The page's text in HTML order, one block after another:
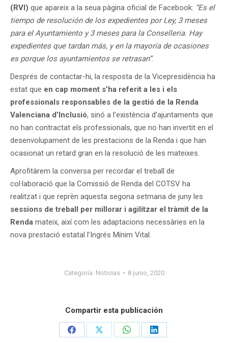
(RVI) que apareix a la seua pàgina oficial de Facebook: “Es el
tiempo de resolución de los expedientes por Ley, 3 meses
para el Ayuntamiento y 3 meses para la Conselleria. Hay
expedientes que tardan más, y en la mayoría de ocasiones
es porque los ayuntamientos se retrasan”.
Després de contactar-hi, la resposta de la Vicepresidència ha
estat que en cap moment s’ha referit a les i els
professionals responsables de la gestió de la Renda
Valenciana d’Inclusió, sinó a l’existència d’ajuntaments que
no han contractat els professionals, que no han invertit en el
desenvolupament de les prestacions de la Renda i que han
ocasionat un retard gran en la resolució de les mateixes.
Aprofitàrem la conversa per recordar el treball de
col·laboració que la Comissió de Renda del COTSV ha
realitzat i que reprèn aquesta segona setmana de juny les
sessions de treball per millorar i agilitzar el tràmit de la
Renda mateix, així com les adaptacions necessàries en la
nova prestació estatal l’Ingrés Mínim Vital.
Categoría: Noticias 8 junio, 2020
Compartir esta publicación
Share
Share
Share
Share